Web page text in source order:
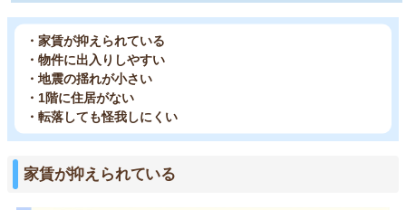
・家賃が抑えられている
・物件に出入りしやすい
・地震の揺れが小さい
・1階に住居がない
・転落しても怪我しにくい
家賃が抑えられている